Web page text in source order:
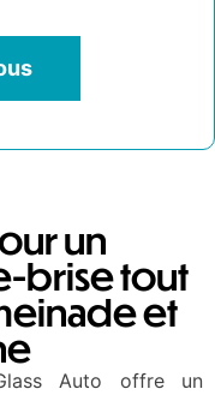
un
brise tout
et
Auto offre un